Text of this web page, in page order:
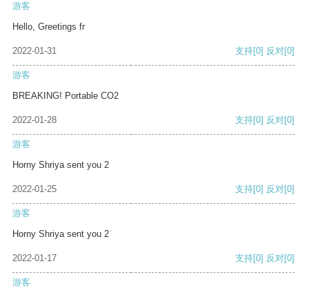
游客
Hello, Greetings fr
2022-01-31 支持[0] 反对[0]
游客
BREAKING! Portable CO2
2022-01-28 支持[0] 反对[0]
游客
Horny Shriya sent you 2
2022-01-25 支持[0] 反对[0]
游客
Horny Shriya sent you 2
2022-01-17 支持[0] 反对[0]
游客